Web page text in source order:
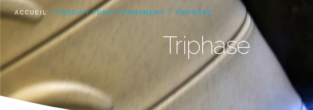
ACCUEIL / PRODUIT FONCTIONNEMENT / TRIPHASE
Triphase